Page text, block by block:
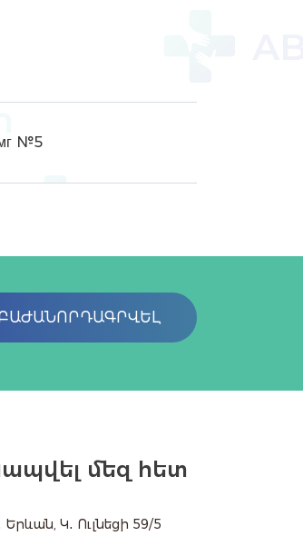
№5
մեզ հետ
Երևան, Կ․ Ուլնեցի 59/5